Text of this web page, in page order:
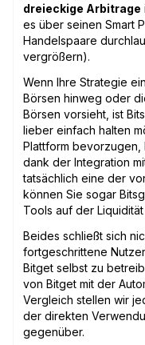
dreieckige Arbitrage
es über seinen Smart
Handelspaare
vergrößern).
Wenn Ihre Strategie
Börsen hinweg oder
Börsen vorsieht, ist
lieber einfach halten
Plattform
dank der Integration
tatsächlich eine der
können Sie sogar
Tools auf der
Beides schließt sich
fortgeschrittene
Bitget selbst zu
von Bitget mit der
Vergleich stellen wir
der direkten
gegenüber.